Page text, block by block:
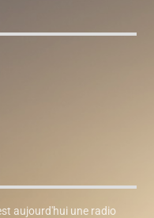
aujourd'hui une radio